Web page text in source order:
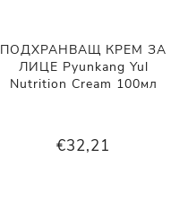
ПОДХРАНВАЩ КРЕМ ЗА
ЛИЦЕ Pyunkang Yul
Nutrition Cream 100мл
€32,21